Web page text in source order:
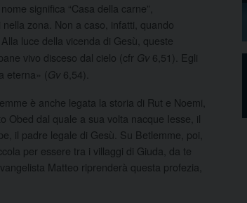
significa “Casa della carne”,
zona. Non a caso, infatti, quando
luce della vicenda di Gesù, queste
vivo disceso dal cielo (cfr Gv 6,51). Egli
eterna» (Gv 6,54).
è anche legata la storia di Rut e Noemi,
Obed dal quale a sua volta nacque Iesse, il
il padre legale di Gesù. Su Betlemme, poi,
per essere tra i villaggi di Giuda, da te
Matteo riprenderà questa profezia,